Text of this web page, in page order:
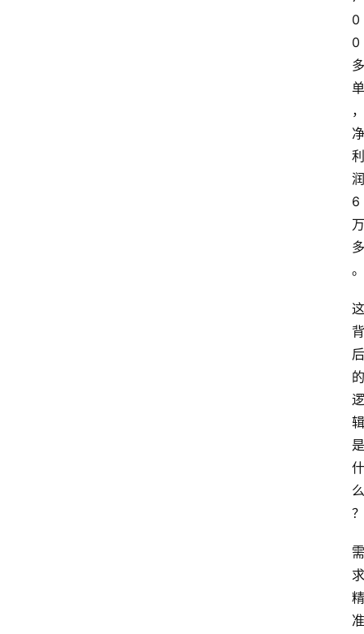
0
0
多
单
，
净
利
润
6
万
多
。
这
背
后
的
逻
辑
是
什
么
？
需
求
精
准